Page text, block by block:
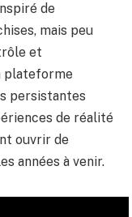
de
mais peu
et
plateforme
persistantes
de réalité
ouvrir de
années à venir.